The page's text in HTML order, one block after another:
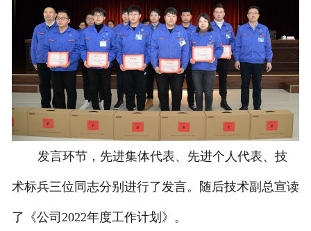
发言环节，先进集体代表、先进个人代表、技
术标兵三位同志分别进行了发言。随后技术副总宣读
了《公司2022年度工作计划》。